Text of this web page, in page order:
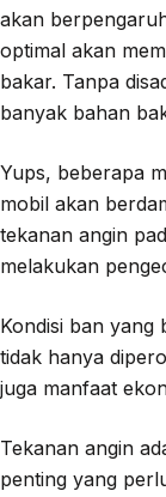
akan
optimal akan
bakar. Tanpa
banyak bahan
Yups, beberapa
mobil akan
tekanan angin
melakukan
Kondisi ban yang
tidak hanya
juga manfaat
Tekanan angin
penting yang